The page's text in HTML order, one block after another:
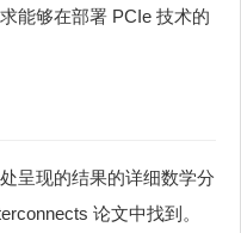
能够在部署 PCIe 技术的
呈现的结果的详细数学分
论文中找到。